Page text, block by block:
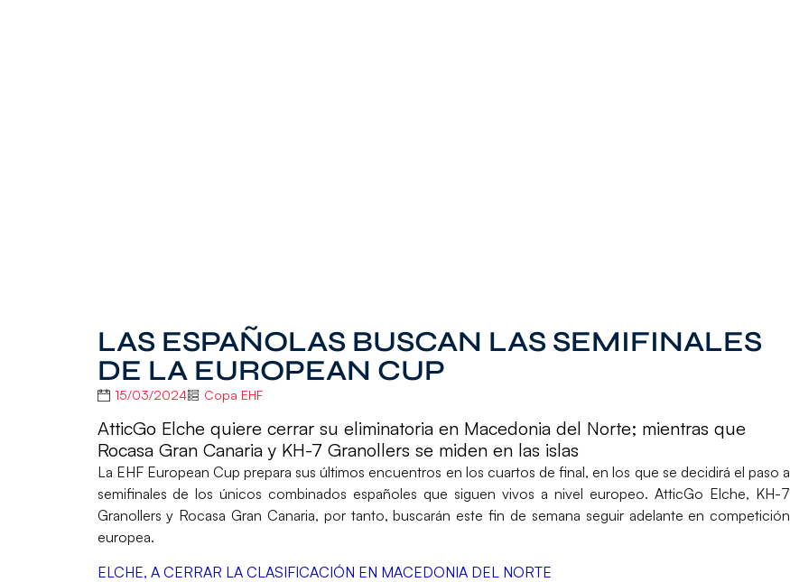
LAS ESPAÑOLAS BUSCAN LAS SEMIFINALES
DE LA EUROPEAN CUP
15/03/2024 Copa EHF
AtticGo Elche quiere cerrar su eliminatoria en Macedonia del Norte; mientras que
Rocasa Gran Canaria y KH-7 Granollers se miden en las islas
La EHF European Cup prepara sus últimos encuentros en los cuartos de final,en los que se decidirá el paso a
semifinales de los únicos combinados españoles que siguen vivos a nivel europeo.AtticGo Elche, KH-7
Granollers y Rocasa Gran Canaria, por tanto, buscarán estefin de semana seguir adelante en competición
europea.
ELCHE, A CERRAR LA CLASIFICACIÓN EN MACEDONIA DEL NORTE